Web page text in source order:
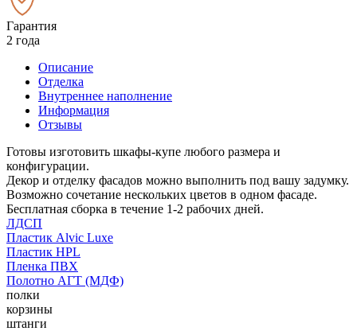
Гарантия
2 года
Описание
Отделка
Внутреннее наполнение
Информация
Отзывы
Готовы изготовить шкафы-купе любого размера и
конфигурации.
Декор и отделку фасадов можно выполнить под вашу задумку.
Возможно сочетание нескольких цветов в одном фасаде.
Бесплатная сборка в течение 1-2 рабочих дней.
ЛДСП
Пластик Alvic Luxe
Пластик HPL
Пленка ПВХ
Полотно АГТ (МДФ)
полки
корзины
штанги